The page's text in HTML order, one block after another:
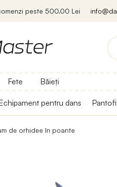
peste 500.00 Lei
Fete Băieți
pentru dans
de orhidee în poante